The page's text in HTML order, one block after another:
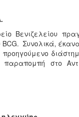
Βενιζελείου
Συνολικά,
στο